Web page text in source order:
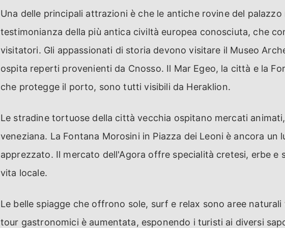
Una delle principali attrazioni è che le antiche rovine del
testimonianza della più antica civiltà europea conosciuta, che
visitatori. Gli appassionati di storia devono visitare il Museo
ospita reperti provenienti da Cnosso. Il Mar Egeo, la città e la
che protegge il porto, sono tutti visibili da Heraklion.
Le stradine tortuose della città vecchia ospitano mercati
veneziana. La Fontana Morosini in Piazza dei Leoni è ancora un
apprezzato. Il mercato dell'Agora offre specialità cretesi, erbe e
vita locale.
Le belle spiagge che offrono sole, surf e relax sono aree
tour gastronomici è aumentata, esponendo i turisti ai diversi